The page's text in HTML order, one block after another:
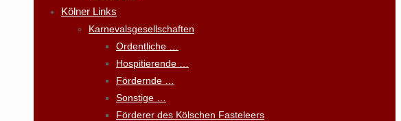
Kölner Links
Karnevalsgesellschaften
Ordentliche …
Hospitierende …
Fördernde …
Sonstige …
Förderer des Kölschen Fasteleers